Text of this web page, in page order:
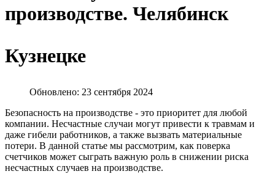
производстве. Челябинск
Кузнецке
Обновлено: 23 сентября 2024
Безопасность на производстве - это приоритет для любой
компании. Несчастные случаи могут привести к травмам и
даже гибели работников, а также вызвать материальные
потери. В данной статье мы рассмотрим, как поверка
счетчиков может сыграть важную роль в снижении риска
несчастных случаев на производстве.